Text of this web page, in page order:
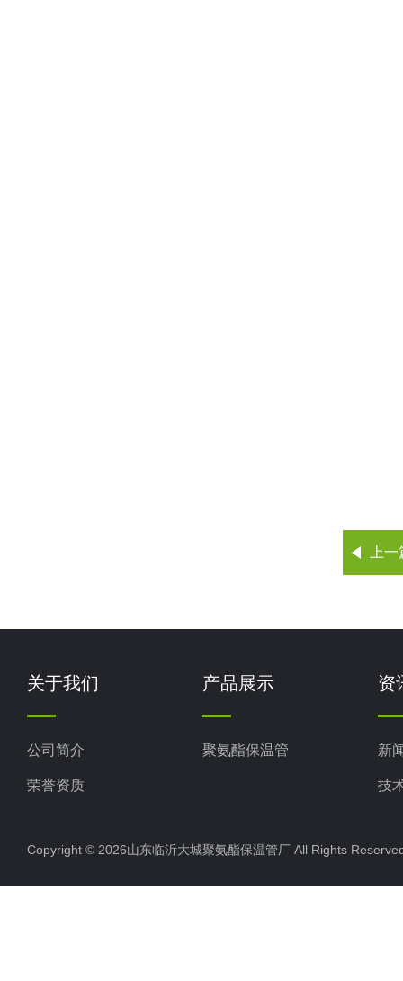
上
关于我们
公司简介
荣誉资质
产品展示
聚氨酯保温管
资
新
技
Copyright © 2026山东临沂大城聚氨酯保温管厂 All Rights